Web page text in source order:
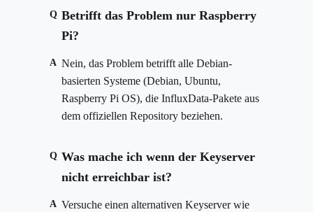
Q Betrifft das Problem nur Raspberry
Pi?
A Nein, das Problem betrifft alle Debian-
basierten Systeme (Debian, Ubuntu,
Raspberry Pi OS), die InfluxData-Pakete aus
dem offiziellen Repository beziehen.
Q Was mache ich wenn der Keyserver
nicht erreichbar ist?
A Versuche einen alternativen Keyserver wie